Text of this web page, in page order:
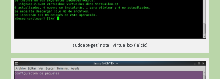
sudo apt-get install virtualbox (inicio)